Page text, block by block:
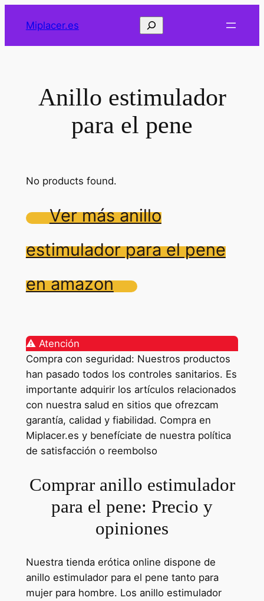
Miplacer.es Buscar
Anillo estimulador
para el pene
No products found.
Ver más anillo
estimulador para el pene
en amazon
⚠️ Atención
Compra con seguridad: Nuestros productos
han pasado todos los controles sanitarios. Es
importante adquirir los artículos relacionados
con nuestra salud en sitios que ofrezcam
garantía, calidad y fiabilidad. Compra en
Miplacer.es y benefíciate de nuestra política
de satisfacción o reembolso
Comprar anillo estimulador
para el pene: Precio y
opiniones
Nuestra tienda erótica online dispone de
anillo estimulador para el pene tanto para
mujer para hombre. Los anillo estimulador